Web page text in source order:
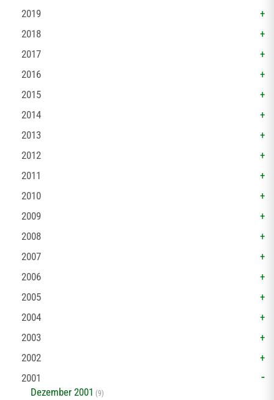
2019
2018
2017
2016
2015
2014
2013
2012
2011
2010
2009
2008
2007
2006
2005
2004
2003
2002
2001
Dezember 2001 (9)